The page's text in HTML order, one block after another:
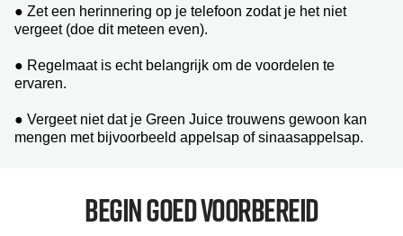
● Zet een herinnering op je telefoon zodat je het niet
vergeet (doe dit meteen even).
● Regelmaat is echt belangrijk om de voordelen te
ervaren.
● Vergeet niet dat je Green Juice trouwens gewoon kan
mengen met bijvoorbeeld appelsap of sinaasappelsap.
Begin goed voorbereid